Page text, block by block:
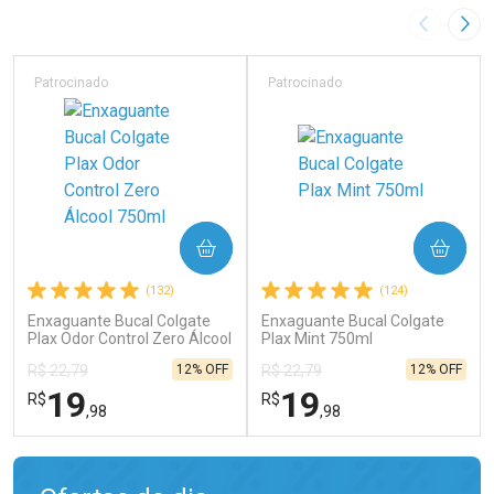
Imagem
(132)
Enxaguante Bucal Colgate
Plax Odor Control Zero Álcool
Patrocinado
R$ 22,79
R$19,98
12% OFF
COMPRAR
(124)
Enxaguante Bucal Colgate
Plax Mint 750ml
Patrocinado
R$ 22,79
R$19,98
12% OFF
COMPRAR